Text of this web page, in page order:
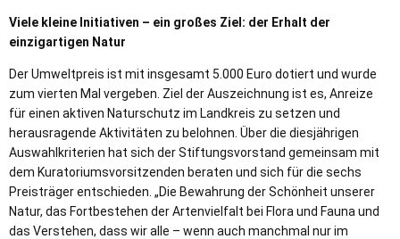
Viele kleine Initiativen – ein großes Ziel: der Erhalt der
einzigartigen Natur
Der Umweltpreis ist mit insgesamt 5.000 Euro dotiert und wurde
zum vierten Mal vergeben. Ziel der Auszeichnung ist es, Anreize
für einen aktiven Naturschutz im Landkreis zu setzen und
herausragende Aktivitäten zu belohnen. Über die diesjährigen
Auswahlkriterien hat sich der Stiftungsvorstand gemeinsam mit
dem Kuratoriumsvorsitzenden beraten und sich für die sechs
Preisträger entschieden. „Die Bewahrung der Schönheit unserer
Natur, das Fortbestehen der Artenvielfalt bei Flora und Fauna und
das Verstehen, dass wir alle – wenn auch manchmal nur im